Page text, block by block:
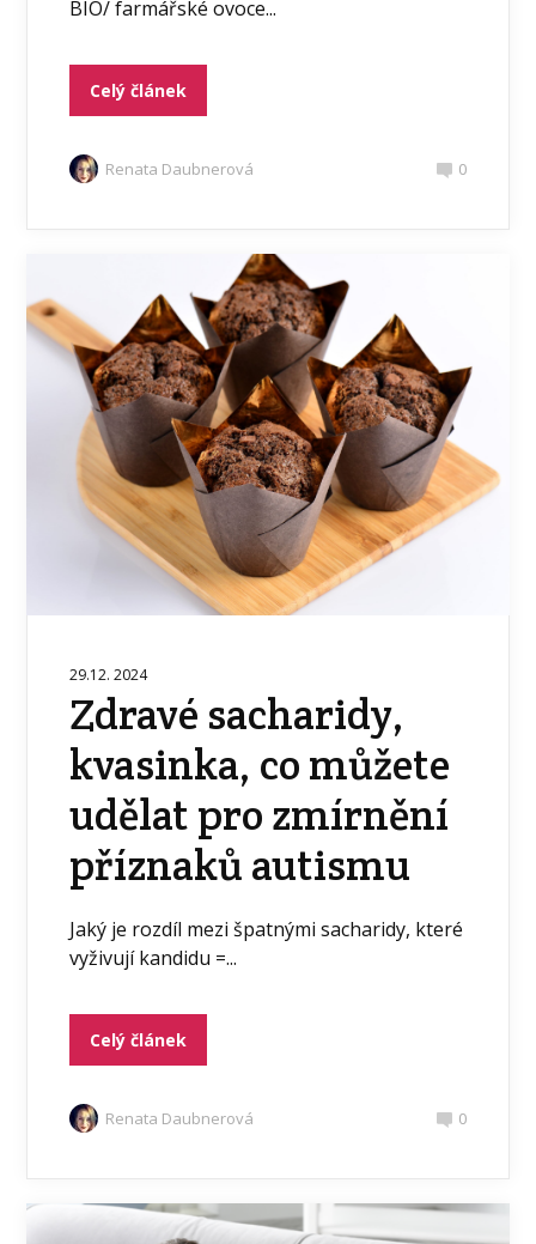
BIO/ farmářské ovoce...
Celý článek
Renata Daubnerová 0
29.12. 2024
Zdravé sacharidy,
kvasinka, co můžete
udělat pro zmírnění
příznaků autismu
Jaký je rozdíl mezi špatnými sacharidy, které
vyživují kandidu =...
Celý článek
Renata Daubnerová 0